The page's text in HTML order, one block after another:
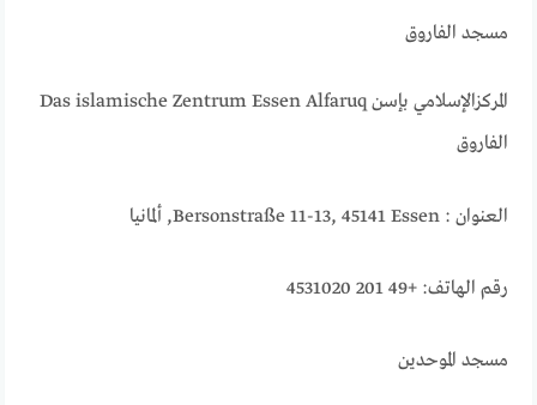
مسجد الفاروق
Das islamische Zentrum Essen Alfaruq المركزالإسلامي بإسن
الفاروق
العنوان : Bersonstraße 11-13, 45141 Essen, ألمانيا
رقم الهاتف: +49 201 4531020
مسجد الموحدين